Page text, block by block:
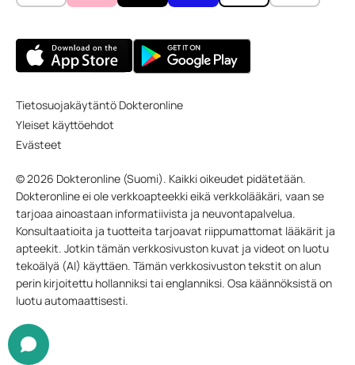
Tietosuojakäytäntö Dokteronline
Yleiset käyttöehdot
Evästeet
© 2026 Dokteronline (Suomi). Kaikki oikeudet pidätetään.
Dokteronline ei ole verkkoapteekki eikä verkkolääkäri, vaan se
tarjoaa ainoastaan informatiivista ja neuvontapalvelua.
Konsultaatioita ja tuotteita tarjoavat riippumattomat lääkärit ja
apteekit. Jotkin tämän verkkosivuston kuvat ja videot on luotu
tekoälyä (AI) käyttäen. Tämän verkkosivuston tekstit on alun
perin kirjoitettu hollanniksi tai englanniksi. Osa käännöksistä on
luotu automaattisesti.